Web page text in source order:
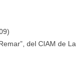
del CIAM de La